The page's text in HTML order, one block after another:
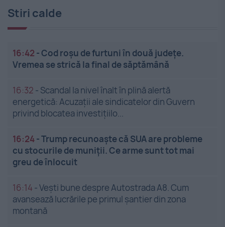
Stiri calde
16:42 -Cod roșu de furtuni în două județe.
Vremea se strică la final de săptămână
16:32 - Scandal la nivel înalt în plină alertă
energetică: Acuzații ale sindicatelor din Guvern
privind blocatea investițiilo...
16:24-Trump recunoaște că SUA are probleme
cu stocurile de muniții. Ce arme sunt tot mai
greu de înlocuit
16:14 -Vești bune despre Autostrada A8. Cum
avansează lucrările pe primul șantier din zona
montană